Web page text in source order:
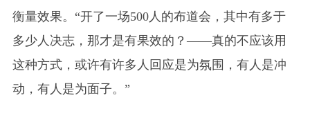
衡量效果。“开了一场500人的布道会，其中有多于
多少人决志，那才是有果效的？——真的不应该用
这种方式，或许有许多人回应是为氛围，有人是冲
动，有人是为面子。”